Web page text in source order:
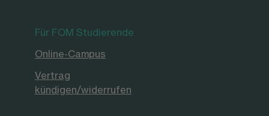
Für FOM Studierende
Online-Campus
Vertrag
kündigen/widerrufen